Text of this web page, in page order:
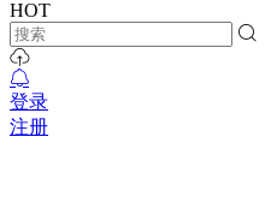
HOT
登录
注册